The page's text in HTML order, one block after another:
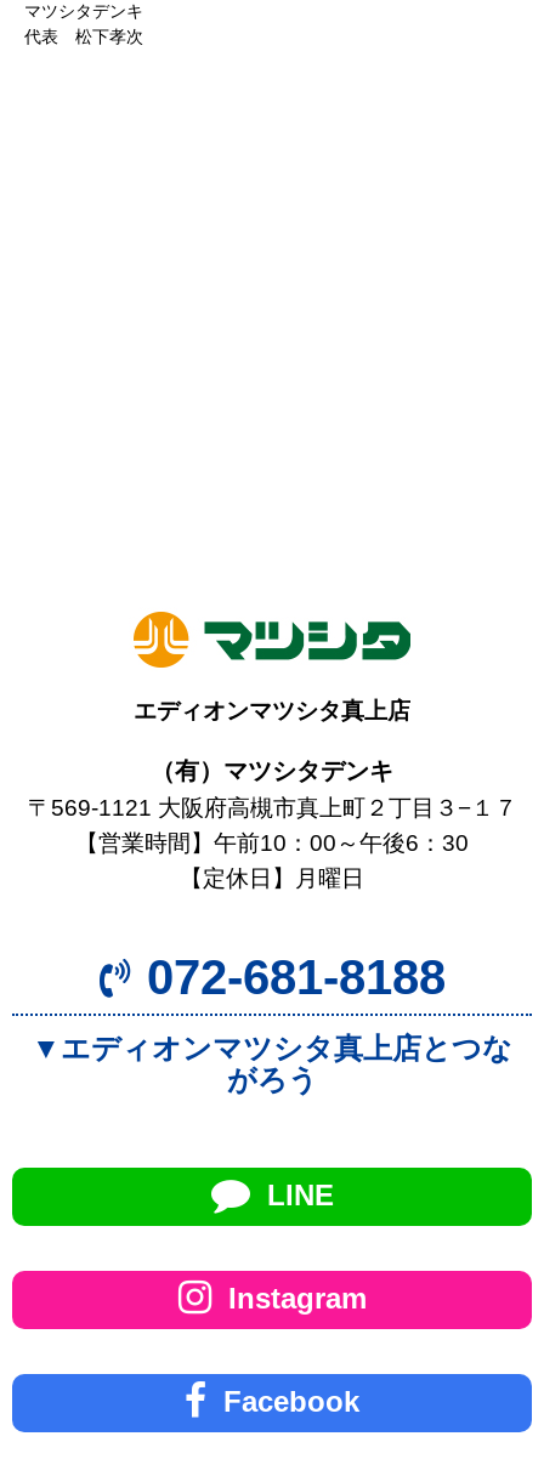
マツシタデンキ
代表 松下孝次
エディオンマツシタ真上店
（有）マツシタデンキ
〒569-1121 大阪府高槻市真上町２丁目３−１７
【営業時間】午前10：00～午後6：30
【定休日】月曜日
072-681-8188
▼エディオンマツシタ真上店とつな
がろう
LINE
Instagram
Facebook